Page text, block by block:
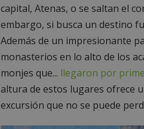
capital, Atenas, o se saltan el
embargo, si busca un destino
Además de un impresionante
monasterios en lo alto de los
monjes que... llegaron por
altura de estos lugares ofrece
excursión que no se puede